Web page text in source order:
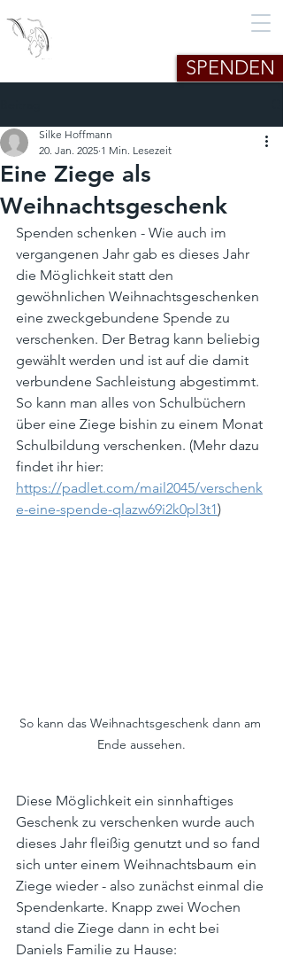
SPENDEN
Eine Ziege als
Weihnachtsgeschenk
Silke Hoffmann
20. Jan. 2025 1 Min. Lesezeit
Spenden schenken - Wie auch im
vergangenen Jahr gab es dieses Jahr
die Möglichkeit statt den
gewöhnlichen Weihnachtsgeschenken
eine zweckgebundene Spende zu
verschenken. Der Betrag kann beliebig
gewählt werden und ist auf die damit
verbundene Sachleistung abgestimmt.
So kann man alles von Schulbüchern
über eine Ziege bishin zu einem Monat
Schulbildung verschenken. (Mehr dazu
findet ihr hier:
https://padlet.com/mail2045/verschenk
e-eine-spende-qlazw69i2k0pl3t1)
So kann das Weihnachtsgeschenk dann am
Ende aussehen.
Diese Möglichkeit ein sinnhaftiges
Geschenk zu verschenken wurde auch
dieses Jahr fleißig genutzt und so fand
sich unter einem Weihnachtsbaum ein
Ziege wieder - also zunächst einmal die
Spendenkarte. Knapp zwei Wochen
stand die Ziege dann in echt bei
Daniels Familie zu Hause: